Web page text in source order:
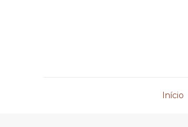
Início